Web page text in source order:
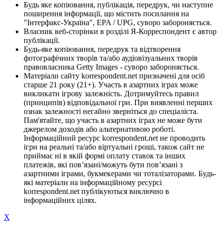
Будь яке копіювання, публікація, передрук, чи наступне
поширення інформації, що містить посилання на
"Інтерфакс-Україна", EPA / UPG, суворо забороняється.
Власник веб-сторінки в розділі Я-Корреспондент є автор
публікації.
Будь-яке копіювання, передрук та відтворення
фотографічних творів та/або аудіовізуальних творів
правовласника Getty Images - суворо забороняється.
Матеріали сайту korrespondent.net призначені для осіб
старше 21 року (21+). Участь в азартних іграх може
викликати ігрову залежність. Дотримуйтесь правил
(принципів) відповідальної гри. При виявленні перших
ознак залежності негайно зверніться до спеціаліста.
Пам'ятайте, що участь в азартних іграх не може бути
джерелом доходів або альтернативою роботі.
Інформаційний ресурс korrespondent.net не проводить
ігри на реальні та/або віртуальні гроші, також сайт не
приймає ні в якій формі оплату ставок та інших
платежів, які пов’язані/можуть бути пов’язані з
азартними іграми, букмекерами чи тоталізаторами. Будь-
які матеріали на інформаційному ресурсі
korrespondent.net публікуються виключно в
інформаційних цілях.
X